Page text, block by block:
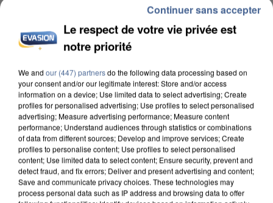
MAFIA INTERPELLÉ EN ALGÉRIE
Le respect de votre vie privée est
notre priorité
We and our (447) partnersdo the following data processing based on
your consent and/or our legitimate interest: Store and/or access
information on a device; Use limited data to select advertising; Create
profiles for personalised advertising; Use profiles to select personalised
advertising; Measure advertising performance; Measure content
performance; Understand audiences through statistics or combinations
of data from different sources; Develop and improve services; Create
profiles to personalise content; Use profiles to select personalised
content; Use limited data to select content; Ensure security, prevent and
detect fraud, and fix errors; Deliver and present advertising and content;
Save and communicate privacy choices. These technologies may
process personal data such as IP address and browsing data to offer
Continuer sans accepter